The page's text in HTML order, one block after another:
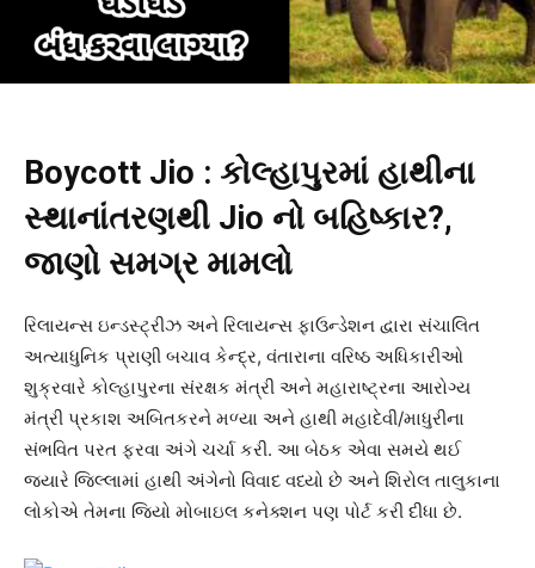
Boycott Jio : કોલ્હાપુરમાં હાથીના
સ્થાનાંતરણથી Jio નો બહિષ્કાર?,
જાણો સમગ્ર મામલો
રિલાયન્સ ઇન્ડસ્ટ્રીઝ અને રિલાયન્સ ફાઉન્ડેશન દ્વારા સંચાલિત
અત્યાધુનિક પ્રાણી બચાવ કેન્દ્ર, વંતારાના વરિષ્ઠ અધિકારીઓ
શુક્રવારે કોલ્હાપુરના સંરક્ષક મંત્રી અને મહારાષ્ટ્રના આરોગ્ય
મંત્રી પ્રકાશ અબિતકરને મળ્યા અને હાથી મહાદેવી/માધુરીના
સંભવિત પરત ફરવા અંગે ચર્ચા કરી. આ બેઠક એવા સમયે થઈ
જ્યારે જિલ્લામાં હાથી અંગેનો વિવાદ વધ્યો છે અને શિરોલ તાલુકાના
લોકોએ તેમના જિયો મોબાઇલ કનેક્શન પણ પોર્ટ કરી દીધા છે.